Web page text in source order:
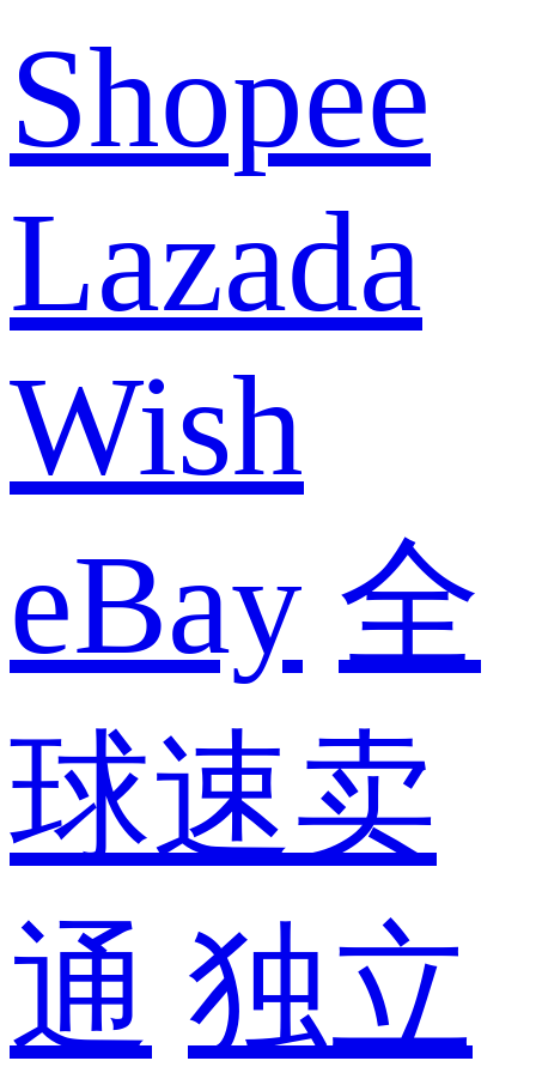
Shopee
Lazada
Wish
eBay 全
球速卖
通 独立